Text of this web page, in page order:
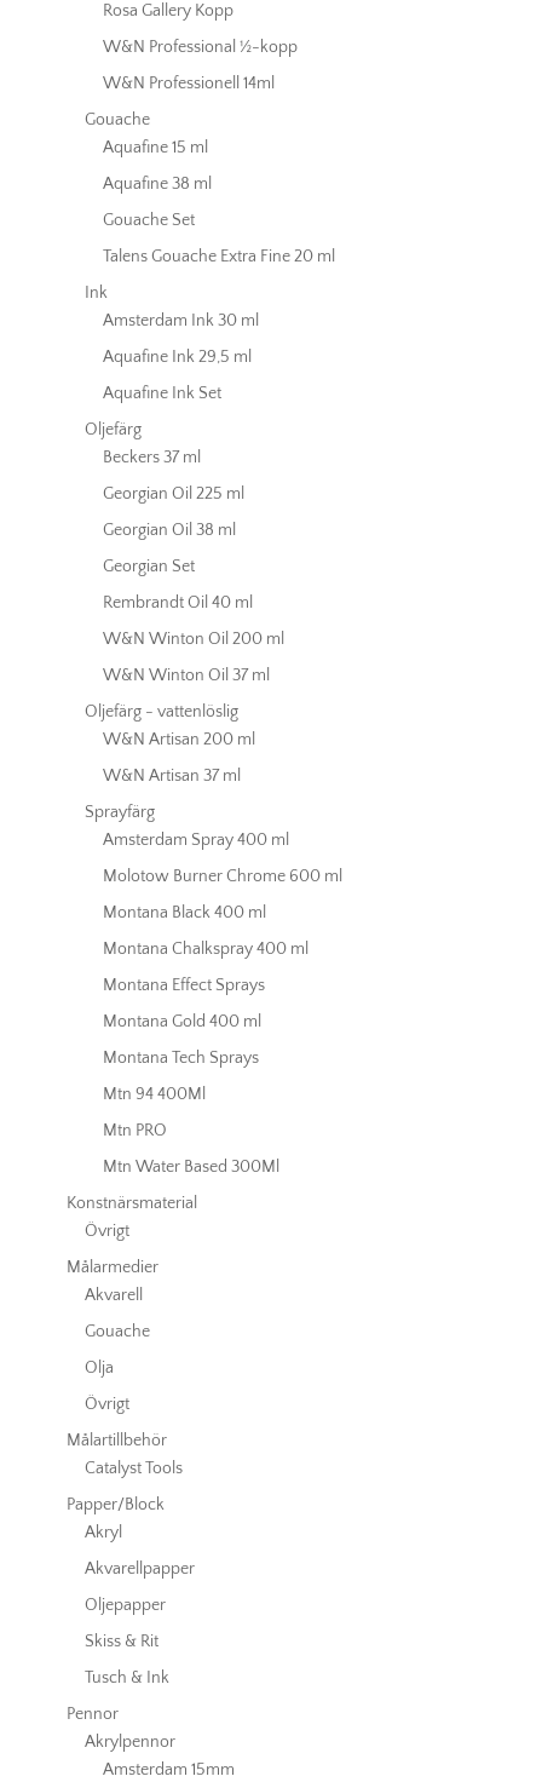
Rosa Gallery Kopp
W&N Professional ½-kopp
W&N Professionell 14ml
Gouache
Aquafine 15 ml
Aquafine 38 ml
Gouache Set
Talens Gouache Extra Fine 20 ml
Ink
Amsterdam Ink 30 ml
Aquafine Ink 29,5 ml
Aquafine Ink Set
Oljefärg
Beckers 37 ml
Georgian Oil 225 ml
Georgian Oil 38 ml
Georgian Set
Rembrandt Oil 40 ml
W&N Winton Oil 200 ml
W&N Winton Oil 37 ml
Oljefärg - vattenlöslig
W&N Artisan 200 ml
W&N Artisan 37 ml
Sprayfärg
Amsterdam Spray 400 ml
Molotow Burner Chrome 600 ml
Montana Black 400 ml
Montana Chalkspray 400 ml
Montana Effect Sprays
Montana Gold 400 ml
Montana Tech Sprays
Mtn 94 400Ml
Mtn PRO
Mtn Water Based 300Ml
Konstnärsmaterial
Övrigt
Målarmedier
Akvarell
Gouache
Olja
Övrigt
Målartillbehör
Catalyst Tools
Papper/Block
Akryl
Akvarellpapper
Oljepapper
Skiss & Rit
Tusch & Ink
Pennor
Akrylpennor
Amsterdam 15mm